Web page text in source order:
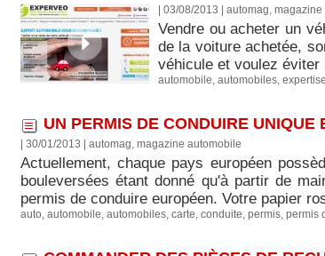
| 03/08/2013 automag,
Vendre ou acheter un
de la voiture achetée,
véhicule et voulez éviter
automobile, automobiles,
UN PERMIS DE CONDUIRE UNIQUE
| 30/01/2013 automag, magazine automobile
Actuellement, chaque pays européen
bouleversées étant donné qu'à partir de
permis de conduire européen. Votre papier
auto, automobile, automobiles, carte, conduite, permis, permis